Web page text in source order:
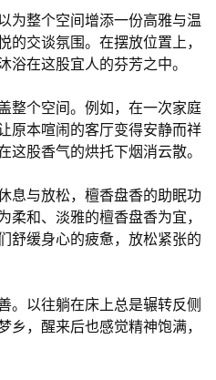
为整个空间增添一份高雅与温
交谈氛围。在摆放位置上，
在这股宜人的芬芳之中。
整个空间。例如，在一次家庭
原本喧闹的客厅变得安静而祥
股香气的烘托下烟消云散。
息与放松，檀香盘香的助眠功
和、淡雅的檀香盘香为宜，
舒缓身心的疲惫，放松紧张的
。以往躺在床上总是辗转反侧
，醒来后也感觉精神饱满，